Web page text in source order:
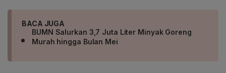
BACA JUGA
BUMN Salurkan 3,7 Juta Liter Minyak Goreng
Murah hingga Bulan Mei